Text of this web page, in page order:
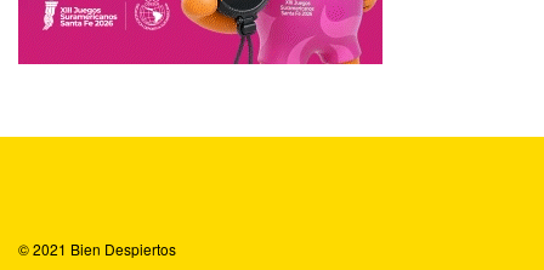
© 2021 Bien Despiertos